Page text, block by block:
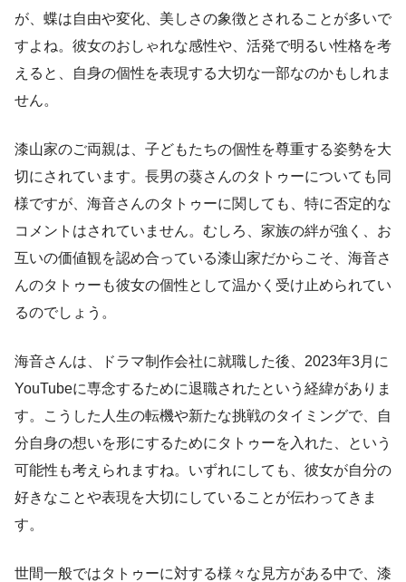
が、蝶は自由や変化、美しさの象徴とされることが多いで
すよね。彼女のおしゃれな感性や、活発で明るい性格を考
えると、自身の個性を表現する大切な一部なのかもしれま
せん。
漆山家のご両親は、子どもたちの個性を尊重する姿勢を大
切にされています。長男の葵さんのタトゥーについても同
様ですが、海音さんのタトゥーに関しても、特に否定的な
コメントはされていません。むしろ、家族の絆が強く、お
互いの価値観を認め合っている漆山家だからこそ、海音さ
んのタトゥーも彼女の個性として温かく受け止められてい
るのでしょう。
海音さんは、ドラマ制作会社に就職した後、2023年3月に
YouTubeに専念するために退職されたという経緯がありま
す。こうした人生の転機や新たな挑戦のタイミングで、自
分自身の想いを形にするためにタトゥーを入れた、という
可能性も考えられますね。いずれにしても、彼女が自分の
好きなことや表現を大切にしていることが伝わってきま
す。
世間一般ではタトゥーに対する様々な見方がある中で、漆